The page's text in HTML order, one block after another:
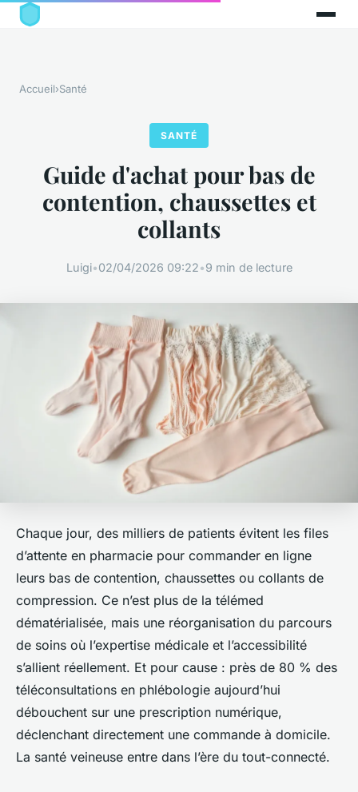
Accueil›Santé
SANTÉ
Guide d'achat pour bas de
contention, chaussettes et
collants
Luigi•02/04/2026 09:22•9 min de lecture
Chaque jour, des milliers de patients évitent les files
d’attente en pharmacie pour commander en ligne
leurs bas de contention, chaussettes ou collants de
compression. Ce n’est plus de la télémed
dématérialisée, mais une réorganisation du parcours
de soins où l’expertise médicale et l’accessibilité
s’allient réellement. Et pour cause : près de 80 % des
téléconsultations en phlébologie aujourd’hui
débouchent sur une prescription numérique,
déclenchant directement une commande à domicile.
La santé veineuse entre dans l’ère du tout-connecté.